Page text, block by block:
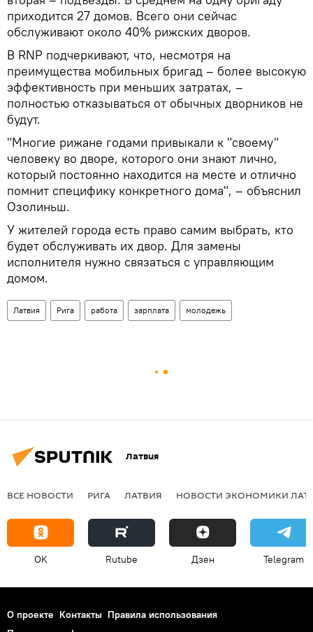
приходится 27 домов. Всего они сейчас
обслуживают около 40% рижских дворов.
В RNP подчеркивают, что, несмотря на
преимущества мобильных бригад – более высокую
эффективность при меньших затратах, –
полностью отказываться от обычных дворников не
будут.
"Многие рижане годами привыкали к "своему"
человеку во дворе, которого они знают лично,
который постоянно находится на месте и отлично
помнит специфику конкретного дома", – объяснил
Озолиньш.
У жителей города есть право самим выбрать, кто
будет обслуживать их двор. Для замены
исполнителя нужно связаться с управляющим
домом.
Латвия Рига работа зарплата молодежь
Латвия
ВСЕ НОВОСТИ РИГА ЛАТВИЯ НОВОСТИ ЭКОНОМИКИ
OK Rutube Дзен Telegram
О проекте Контакты Правила использования